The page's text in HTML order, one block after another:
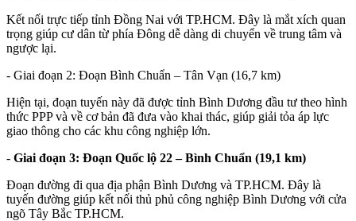
Kết nối trực tiếp tỉnh Đồng Nai với TP.HCM. Đây là mắt xích quan
trọng giúp cư dân từ phía Đông dễ dàng di chuyển về trung tâm và
ngược lại.
- Giai đoạn 2: Đoạn Bình Chuẩn – Tân Vạn (16,7 km)
Hiện tại, đoạn tuyến này đã được tỉnh Bình Dương đầu tư theo hình
thức PPP và về cơ bản đã đưa vào khai thác, giúp giải tỏa áp lực
giao thông cho các khu công nghiệp lớn.
- Giai đoạn 3: Đoạn Quốc lộ 22 – Bình Chuẩn (19,1 km)
Đoạn đường đi qua địa phận Bình Dương và TP.HCM. Đây là
tuyến đường giúp kết nối thủ phủ công nghiệp Bình Dương với cửa
ngõ Tây Bắc TP.HCM.